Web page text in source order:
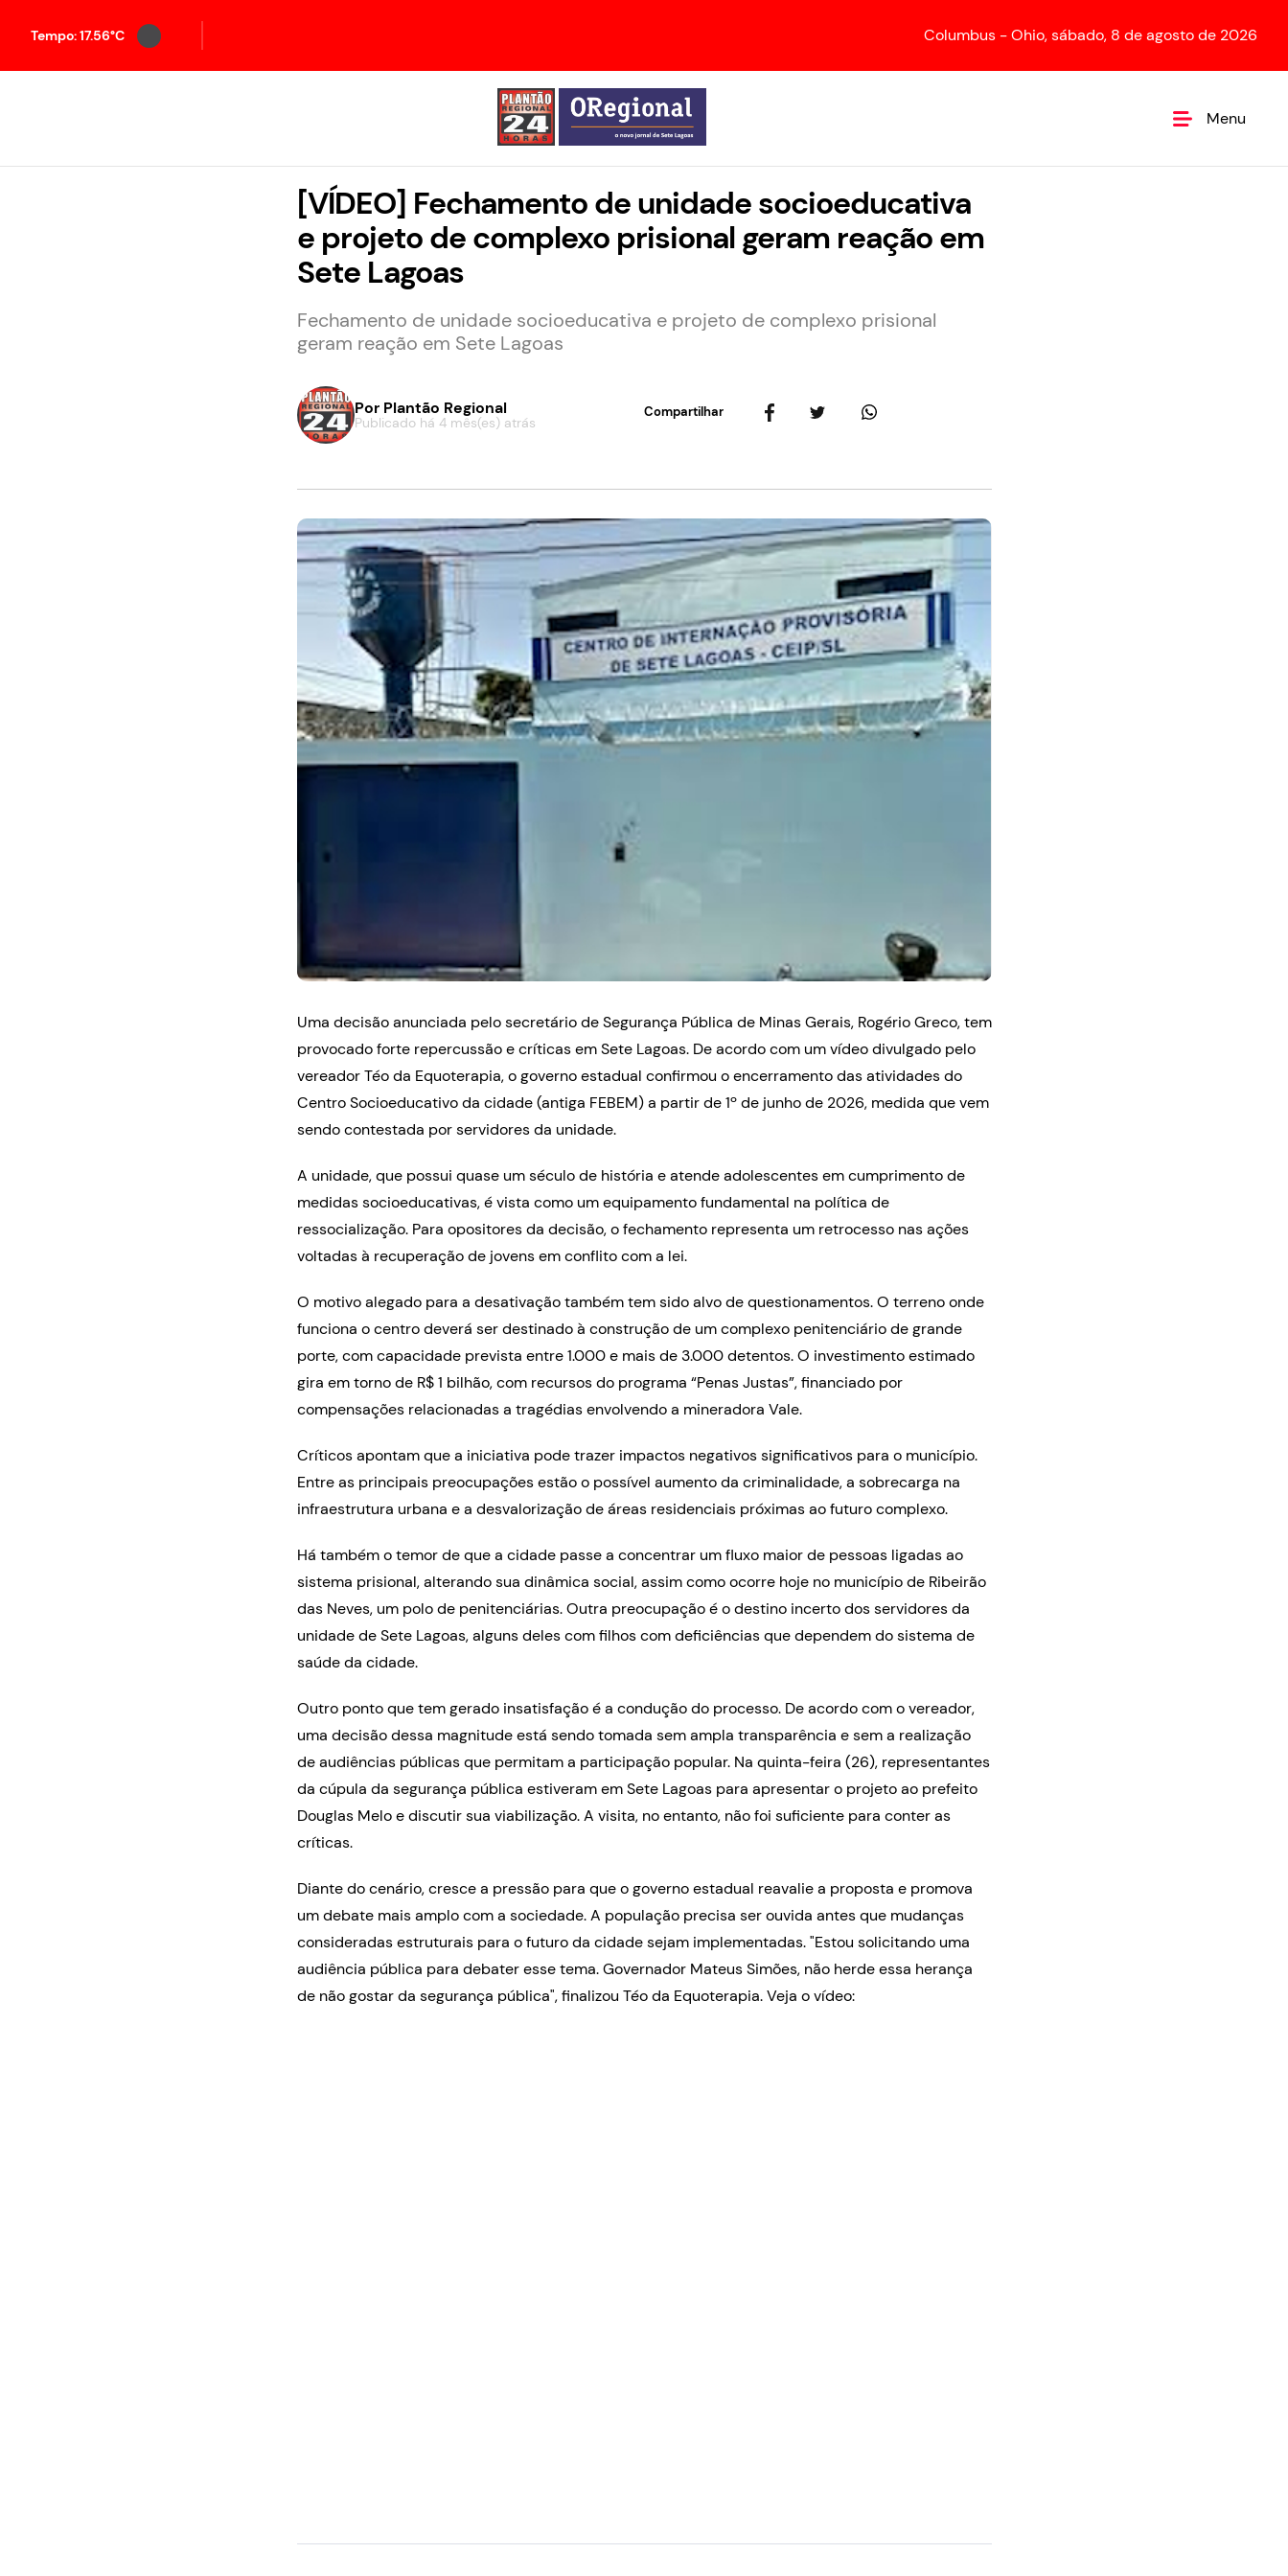
Tempo: 17.56°C Columbus - Ohio, sábado, 8 de agosto de 2026
Menu
[VÍDEO] Fechamento de unidade socioeducativa
e projeto de complexo prisional geram reação em
Sete Lagoas
Fechamento de unidade socioeducativa e projeto de complexo prisional
geram reação em Sete Lagoas
Por Plantão Regional
Publicado há 4 mês(es) atrás
Compartilhar
Uma decisão anunciada pelo secretário de Segurança Pública de Minas Gerais, Rogério Greco, tem
provocado forte repercussão e críticas em Sete Lagoas. De acordo com um vídeo divulgado pelo
vereador Téo da Equoterapia, o governo estadual confirmou o encerramento das atividades do
Centro Socioeducativo da cidade (antiga FEBEM) a partir de 1º de junho de 2026, medida que vem
sendo contestada por servidores da unidade.
A unidade, que possui quase um século de história e atende adolescentes em cumprimento de
medidas socioeducativas, é vista como um equipamento fundamental na política de
ressocialização. Para opositores da decisão, o fechamento representa um retrocesso nas ações
voltadas à recuperação de jovens em conflito com a lei.
O motivo alegado para a desativação também tem sido alvo de questionamentos. O terreno onde
funciona o centro deverá ser destinado à construção de um complexo penitenciário de grande
porte, com capacidade prevista entre 1.000 e mais de 3.000 detentos. O investimento estimado
gira em torno de R$ 1 bilhão, com recursos do programa “Penas Justas”, financiado por
compensações relacionadas a tragédias envolvendo a mineradora Vale.
Críticos apontam que a iniciativa pode trazer impactos negativos significativos para o município.
Entre as principais preocupações estão o possível aumento da criminalidade, a sobrecarga na
infraestrutura urbana e a desvalorização de áreas residenciais próximas ao futuro complexo.
Há também o temor de que a cidade passe a concentrar um fluxo maior de pessoas ligadas ao
sistema prisional, alterando sua dinâmica social, assim como ocorre hoje no município de Ribeirão
das Neves, um polo de penitenciárias. Outra preocupação é o destino incerto dos servidores da
unidade de Sete Lagoas, alguns deles com filhos com deficiências que dependem do sistema de
saúde da cidade.
Outro ponto que tem gerado insatisfação é a condução do processo. De acordo com o vereador,
uma decisão dessa magnitude está sendo tomada sem ampla transparência e sem a realização
de audiências públicas que permitam a participação popular. Na quinta-feira (26), representantes
da cúpula da segurança pública estiveram em Sete Lagoas para apresentar o projeto ao prefeito
Douglas Melo e discutir sua viabilização. A visita, no entanto, não foi suficiente para conter as
críticas.
Diante do cenário, cresce a pressão para que o governo estadual reavalie a proposta e promova
um debate mais amplo com a sociedade. A população precisa ser ouvida antes que mudanças
consideradas estruturais para o futuro da cidade sejam implementadas. "Estou solicitando uma
audiência pública para debater esse tema. Governador Mateus Simões, não herde essa herança
de não gostar da segurança pública", finalizou Téo da Equoterapia. Veja o vídeo: